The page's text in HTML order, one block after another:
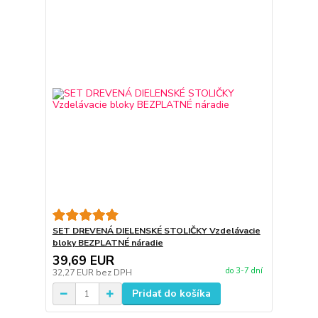
SET DREVENÁ DIELENSKÉ STOLIČKY Vzdelávacie
bloky BEZPLATNÉ náradie
39,69 EUR
32,27 EUR bez DPH do 3-7 dní
Pridať do košíka